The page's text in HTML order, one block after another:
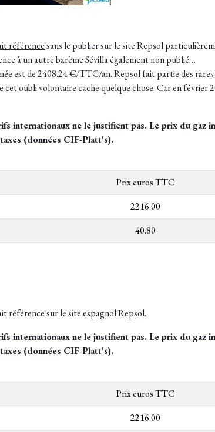
référencesans le publier sur le site Repsol
à un autre barème Sévilla également non publié…
est de 2408.24 €/TTC/an. Repsol fait partie des
cet oubli volontaire cache quelque chose. Car en février
internationaux ne le justifient pas. Le prix du gaz
(données CIF-Platt's).
Prix euros TTC
2216.00
40.80
référence sur le site espagnol Repsol.
internationaux ne le justifient pas. Le prix du gaz
(données CIF-Platt's).
Prix euros TTC
2216.00